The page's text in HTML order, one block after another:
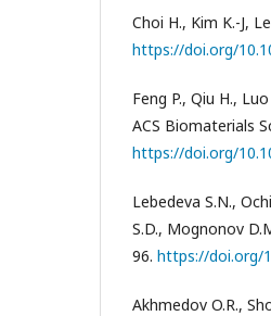
Choi H., Kim K.-J,
https://doi.org/
Feng P., Qiu H.,
ACS Biomaterials
https://doi.org/
Lebedeva S.N.,
S.D., Mognonov
96. https://doi.org/
Akhmedov O.R.,